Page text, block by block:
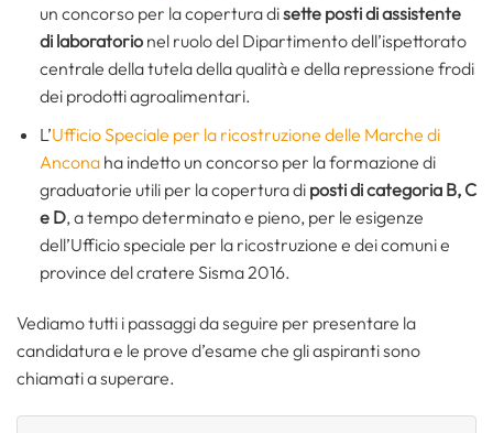
un concorso per la copertura disette posti di assistente
di laboratorio nel ruolo del Dipartimento dell’ispettorato
centrale della tutela della qualità e della repressione frodi
dei prodotti agroalimentari.
L’Ufficio Speciale per la ricostruzione delle Marche di
Ancona ha indetto un concorso per la formazione di
graduatorie utili per la copertura di posti di categoria B, C
e D, a tempo determinato e pieno, per le esigenze
dell’Ufficio speciale per la ricostruzione e dei comuni e
province del cratere Sisma 2016.
Vediamo tutti i passaggi da seguire per presentare la
candidatura e le prove d’esame che gli aspiranti sono
chiamati a superare.